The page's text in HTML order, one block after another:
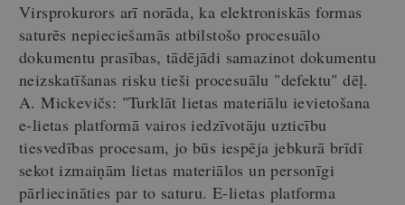
Virsprokurors arī norāda, ka elektroniskās formas
saturēs nepieciešamās atbilstošo procesuālo
dokumentu prasības, tādējādi samazinot dokumentu
neizskatīšanas risku tieši procesuālu "defektu" dēļ.
A. Mickevičs: "Turklāt lietas materiālu ievietošana
e-lietas platformā vairos iedzīvotāju uzticību
tiesvedības procesam, jo būs iespēja jebkurā brīdī
sekot izmaiņām lietas materiālos un personīgi
pārliecināties par to saturu. E-lietas platforma